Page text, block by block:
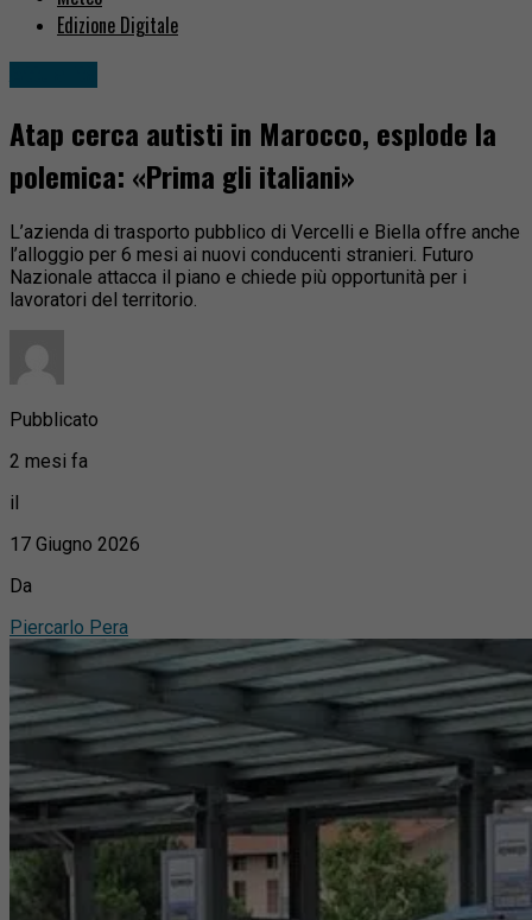
Edizione Digitale
Atap cerca autisti in Marocco, esplode la
polemica: «Prima gli italiani»
L’azienda di trasporto pubblico di Vercelli e Biella offre anche
l’alloggio per 6 mesi ai nuovi conducenti stranieri. Futuro
Nazionale attacca il piano e chiede più opportunità per i
lavoratori del territorio.
Pubblicato
2 mesi fa
il
17 Giugno 2026
Da
Piercarlo Pera